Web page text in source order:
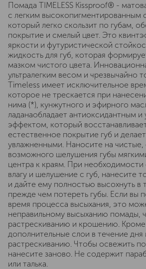
Помада TIMELESS Kissproof® -
с легким высокопигментированным
который легко скользит по губам,
покрытие и смелый цвет. Это
яркости и футуристической
жидкость для губ, которая
мазком чистого цвета.
ультралегким весом и чрезвычайно
Timeless имеет исключительное
которое не трескается при
нима (*), кунжутного и эфирного
ладанаобладает антиоксидантным
эффектом, который
естественное покрытие губ и
увлажненными. Наносите на
возможного шелушения губы
центра к краям. При
влагу и шелушение с губ, нанесите
и дайте ему полностью высохнуть в
прежде чем потереть губы. Если вы
время процесса высыхания, это
неправильному высыханию помады,
растрескиванию и крошению.
дополнительные слои в течение дня
растрескиванию. Чтобы освежить
нанесите заново. Не содержит
или талька.